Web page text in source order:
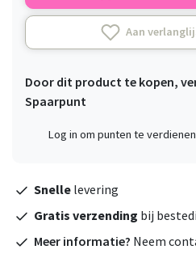
Aan
Door dit product te kopen,
Spaarpunt
Log in om punten te verdienen
Snelle levering
Gratis verzending bij
Meer informatie? Neem